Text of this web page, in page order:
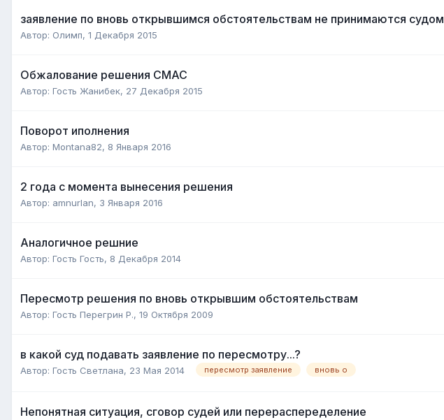
заявление по вновь открывшимся обстоятельствам не принимаются судом
Автор: Олимп, 1 Декабря 2015
Обжалование решения СМАС
Автор: Гость Жанибек, 27 Декабря 2015
Поворот иполнения
Автор: Montana82, 8 Января 2016
2 года с момента вынесения решения
Автор: amnurlan, 3 Января 2016
Аналогичное решние
Автор: Гость Гость, 8 Декабря 2014
Пересмотр решения по вновь открывшим обстоятельствам
Автор: Гость Перегрин Р., 19 Октября 2009
в какой суд подавать заявление по пересмотру...?
Автор: Гость Светлана, 23 Мая 2014 пересмотр заявление вновь о
Непонятная ситуация, сговор судей или перераспеределение